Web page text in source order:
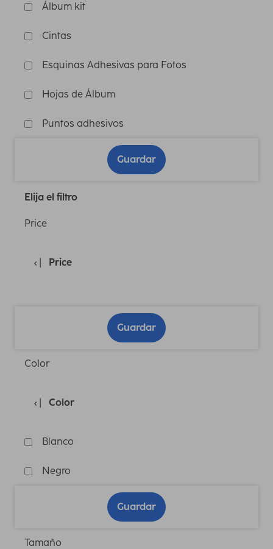
Álbum kit
Cintas
Esquinas Adhesivas para Fotos
Hojas de Álbum
Puntos adhesivos
Guardar
Elija el filtro
Price
Price
Guardar
Color
Color
Blanco
Negro
Guardar
Tamaño